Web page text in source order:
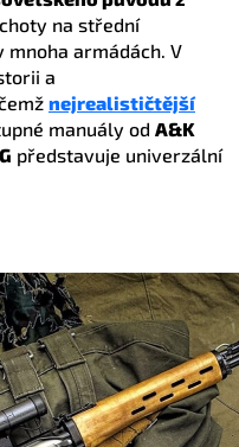
na střední
mnoha armádách. V
a
nejrealističtější
manuály od A&K
představuje univerzální